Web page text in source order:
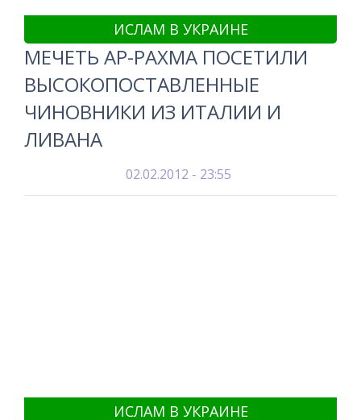
ИСЛАМ В УКРАИНЕ
МЕЧЕТЬ АР-РАХМА ПОСЕТИЛИ
ВЫСОКОПОСТАВЛЕННЫЕ
ЧИНОВНИКИ ИЗ ИТАЛИИ И
ЛИВАНА
02.02.2012 - 23:55
ИСЛАМ В УКРАИНЕ